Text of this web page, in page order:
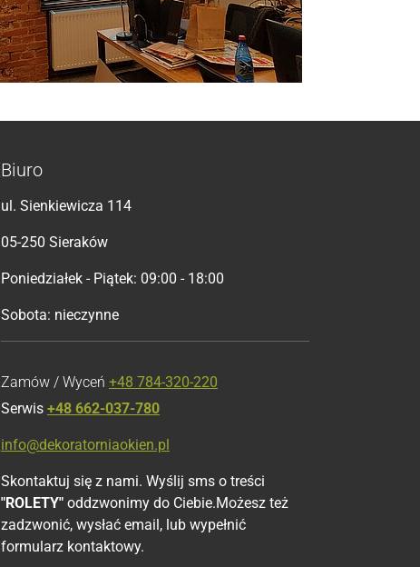
Biuro
ul. Sienkiewicza 114
05-250 Sieraków
Poniedziałek - Piątek: 09:00 - 18:00
Sobota: nieczynne
Zamów / Wyceń +48 784-320-220
Serwis +48 662-037-780
info@dekoratorniaokien.pl
Skontaktuj się z nami. Wyślij sms o treści
"ROLETY" oddzwonimy do Ciebie.Możesz też
zadzwonić, wysłać email, lub wypełnić
formularz kontaktowy.